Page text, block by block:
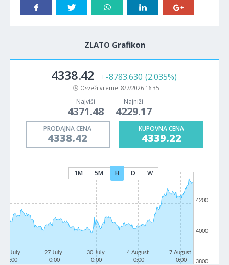
ZLATO Grafikon
4338.42 -8783.630 (2.035%)
Osveži vreme: 8/7/2026 16:35
Najviši
4371.48
Najniži
4229.17
PRODAJNA CENA
4338.42
KUPOVNA CENA
4339.22
1M 5M H D W
22 July
0:00
27 July
0:00
30 July
0:00
4 August
0:00
7 August
0:00
3800
4000
4200